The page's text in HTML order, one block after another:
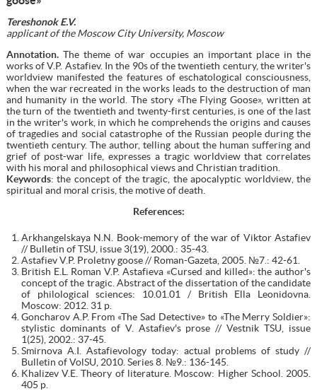
Tereshonok E.V.
applicant of the Moscow City University, Moscow
Annotation.The theme of war occupies an important place in the
works of V.P. Astafiev. In the 90s of the twentieth century, the writer's
worldview manifested the features of eschatological consciousness,
when the war recreated in the works leads to the destruction of man
and humanity in the world. The story «The Flying Goose», written at
the turn of the twentieth and twenty-first centuries, is one of the last
in the writer's work, in which he comprehends the origins and causes
of tragedies and social catastrophe of the Russian people during the
twentieth century. The author, telling about the human suffering and
grief of post-war life, expresses a tragic worldview that correlates
with his moral and philosophical views and Christian tradition.
Keywords: the concept of the tragic, the apocalyptic worldview, the
spiritual and moral crisis, the motive of death.
References:
Arkhangelskaya N.N. Book-memory of the war of Viktor Astafiev
// Bulletin of TSU, issue 3(19), 2000.: 35-43.
Astafiev V.P. Proletny goose // Roman-Gazeta, 2005. №7.: 42-61.
British E.L. Roman V.P. Astafieva «Cursed and killed»: the author's
concept of the tragic. Abstract of the dissertation of the candidate
of philological sciences: 10.01.01 / British Ella Leonidovna.
Moscow: 2012. 31 p.
Goncharov A.P. From «The Sad Detective» to «The Merry Soldier»:
stylistic dominants of V. Astafiev's prose // Vestnik TSU, issue
1(25), 2002.: 37-45.
Smirnova A.I. Astafievology today: actual problems of study //
Bulletin of VolSU, 2010. Series 8. №9.: 136-145.
Khalizev V.E. Theory of literature. Moscow: Higher School. 2005.
405 p.